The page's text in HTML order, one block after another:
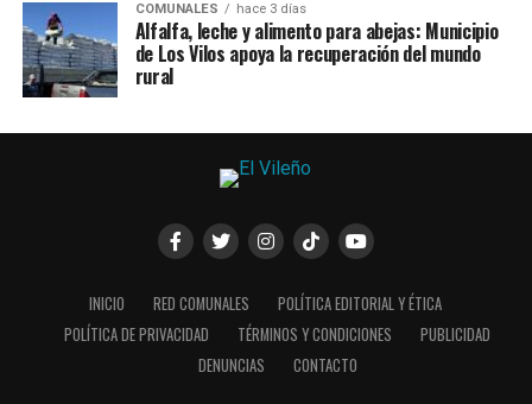
COMUNALES hace 3 días
Alfalfa, leche y alimento para abejas: Municipio
de Los Vilos apoya la recuperación del mundo
rural
INICIO RED COMUNALES
POLÍTICA EDITORIAL Y ÉTICA
POLÍTICA DE PRIVACIDAD
TÉRMINOS Y CONDICIONES
PUBLICIDAD
DENUNCIAS
CONTACTO